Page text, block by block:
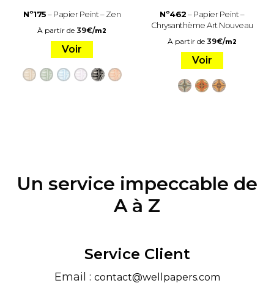
Nº175– Papier Peint – Zen
À partir de39€/m2
Voir
Nº462– Papier Peint –
Chrysanthème Art Nouveau
À partir de 39€/m2
Voir
Un service impeccable de
A à Z
Service Client
Email : contact@wellpapers.com